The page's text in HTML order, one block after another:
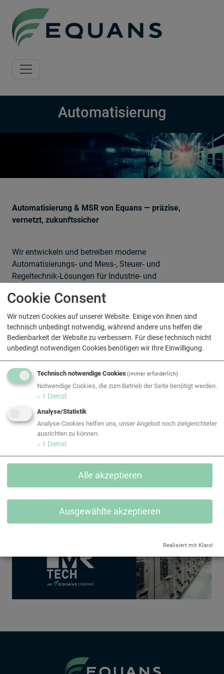
Automatisierung
Automatisierung & MSR von Equans — präzise,
vernetzt, zukunftssicher
Wir entwickeln und betreiben moderne
Automatisierungs‑ und Mess‑, Steuer‑ und
Regeltechnik‑Lösungen für Industrie- und
Prozesse, optimale Energieeffizienz und einfache
Integration in bestehende IT‑/OT‑Landschaften. Von
projektierter Steuerungstechnik über Sensorik und
Visualisierung bis zu Service & Fernwartung — wir liefern
zuverlässige Lösungen, die Betrieb und Kosten
nachhaltig verbessern.
Cookie Consent
Wir nutzen Cookies auf unserer Website. Einige von ihnen sind
technisch unbedingt notwendig, während andere uns helfen die
Bedienbarkeit der Website zu verbessern. Für diese technisch nicht
unbedingt notwendigen Cookies benötigen wir Ihre Einwilligung.
Technisch notwendige Cookies(immer erforderlich)
Notwendige Cookies, die zum Betrieb der Seite benötigt werden.
↓ 1 Dienst
Analyse/Statistik
Analyse-Cookies helfen uns, unser Angebot noch zielgerichteter
ausrichten zu können.
↓ 1 Dienst
Ausgewählte akzeptieren
Alle akzeptieren
Realisiert mit Klaro!